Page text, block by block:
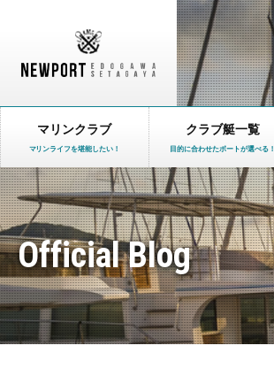
マリンクラブ
マリンライフを堪能したい！
クラブ艇一覧
目的に合わせたボートが選べる！
Official Blog